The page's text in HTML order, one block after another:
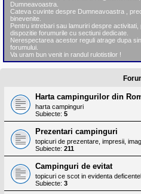
i
t
a
t
e
a
p
o
o
r
i
l
o
r
d
e
r
u
l
o
Dumneavoastra.
Cateva cuvinte despre Dumneavoastra ,
binevenite.
Pentru intrebari sau lamuriri despre
dispozitie forumurile cu sectiuni dedicate.
Nerespectarea acestor reguli atrage dupa
forumului.
Va uram bun venit in randul rulotistilor !
Harta campingurilor din
harta campinguri
Subiecte: 5
Prezentari campinguri
topicuri de prezentare, impresii,
Subiecte: 211
Campinguri de evitat
topicuri ce scot in evidenta
Subiecte: 3